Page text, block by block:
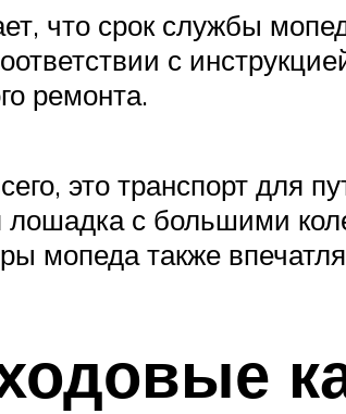
что срок службы
с
ремонта.
это транспорт для
с большими
мопеда также